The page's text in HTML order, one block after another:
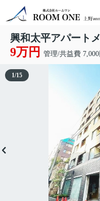
興和太平アパート
9万円 管理/共益費 7,000
1/15